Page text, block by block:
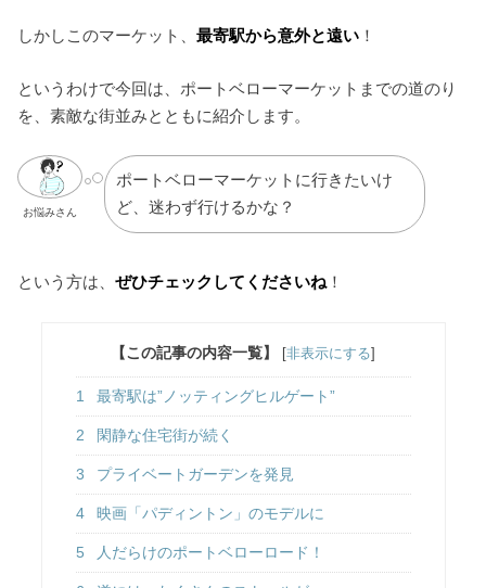
しかしこのマーケット、最寄駅から意外と遠い ！
というわけで今回は、ポートベローマーケットまでの道のり
を、素敵な街並みとともに紹介します。
お悩みさん
ポートベローマーケットに行きたいけ
ど、迷わず行けるかな？
という方は、ぜひチェックしてくださいね！
【この記事の内容一覧】 非表示にする
1 最寄駅は”ノッティングヒルゲート”
2 閑静な住宅街が続く
3 プライベートガーデンを発見
4 映画「パディントン」のモデルに
5 人だらけのポートベローロード！